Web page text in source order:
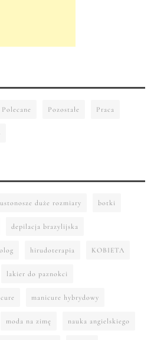
Polecane Pozostałe Praca
duże rozmiary botki
depilacja brazylijska
hirudoterapia KOBIETA
lakier do paznokci
manicure hybrydowy
moda na zimę nauka angielskiego